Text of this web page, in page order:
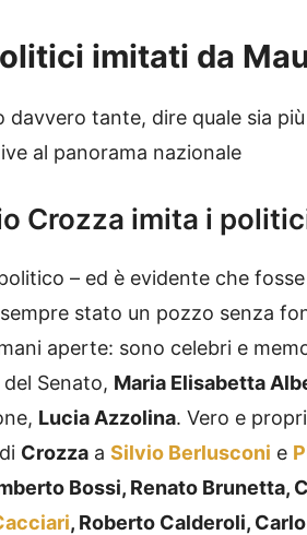
imitati da
davvero tante, dire quale sia
al panorama nazionale
Crozza imita i
politico – ed è evidente che
stato un pozzo senza
aperte: sono celebri e
Senato, Maria Elisabetta
Lucia Azzolina. Vero e
Crozza a Silvio Berlusconi e
Bossi, Renato Brunetta,
, Roberto Calderoli,